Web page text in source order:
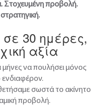
Στοχευμένη προβολή.
σε 30 ημέρες,
αξία
να πουλήσει μόνος
ενδιαφέρον.
σωστά το ακίνητο
προβολή.